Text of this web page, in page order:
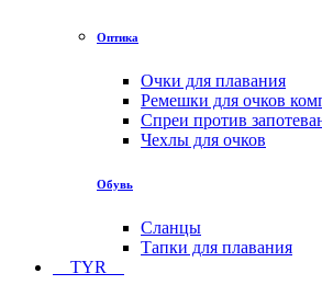
Оптика
Очки для плавания
Ремешки для очков
Спреи против
Чехлы для очков
Обувь
Сланцы
Тапки для плавания
TYR